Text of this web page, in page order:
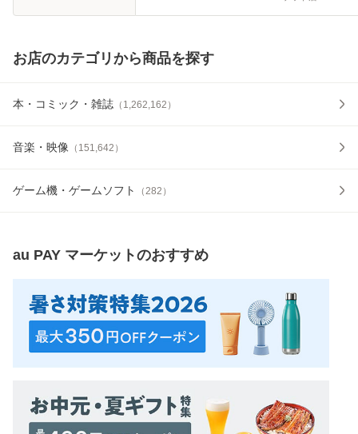
お店のカテゴリから商品を探す
本・コミック・雑誌 （ 1,262,162 ）
音楽・映像 （ 151,642 ）
ゲーム機・ゲームソフト （282 ）
au PAY マーケットのおすすめ